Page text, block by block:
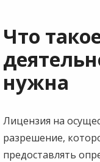
Что
нужна
Лицензия на
разрешение,
предоставлять